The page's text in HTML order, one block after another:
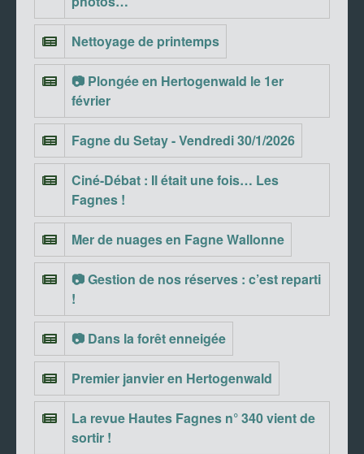
Nettoyage de printemps
📷 Plongée en Hertogenwald le 1er
février
Fagne du Setay - Vendredi 30/1/2026
Ciné-Débat : Il était une fois… Les
Fagnes !
Mer de nuages en Fagne Wallonne
📷 Gestion de nos réserves : c’est reparti
!
📷 Dans la forêt enneigée
Premier janvier en Hertogenwald
La revue Hautes Fagnes n° 340 vient de
sortir !